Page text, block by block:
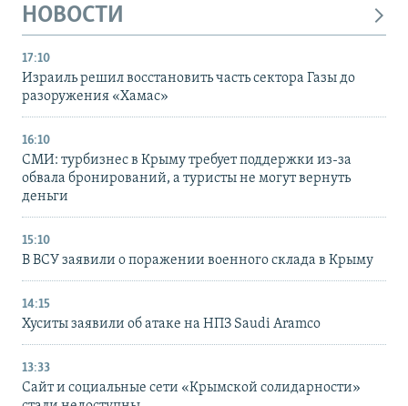
НОВОСТИ
17:10
Израиль решил восстановить часть сектора Газы до
разоружения «Хамас»
16:10
СМИ: турбизнес в Крыму требует поддержки из-за
обвала бронирований, а туристы не могут вернуть
деньги
15:10
В ВСУ заявили о поражении военного склада в Крыму
14:15
Хуситы заявили об атаке на НПЗ Saudi Aramco
13:33
Сайт и социальные сети «Крымской солидарности»